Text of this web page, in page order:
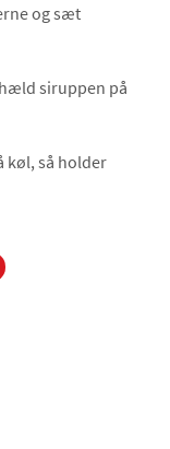
og sæt
siruppen på
køl, så holder